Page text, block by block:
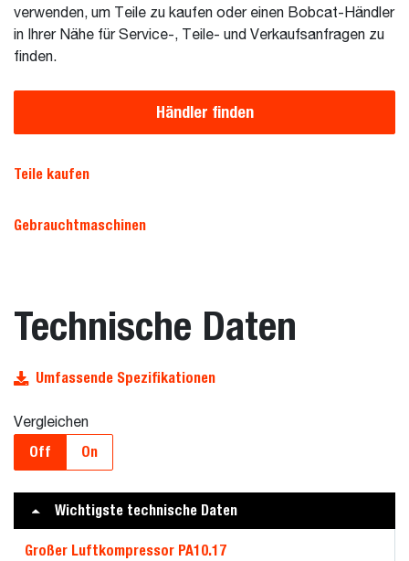
verwenden, um Teile zu kaufen oder einen Bobcat-Händler
in Ihrer Nähe für Service-, Teile- und Verkaufsanfragen zu
finden.
Händler finden
Teile kaufen
Gebrauchtmaschinen
Technische Daten
Umfassende Spezifikationen
Vergleichen
Off On
Wichtigste technische Daten
Großer Luftkompressor PA10.17